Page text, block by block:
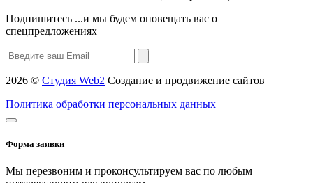
Подпишитесь ...и мы будем оповещать вас о
спецпредложениях
2026 © Студия Web2 Создание и продвижение сайтов
Политика обработки персональных данных
Форма заявки
Мы перезвоним и проконсультируем вас по любым